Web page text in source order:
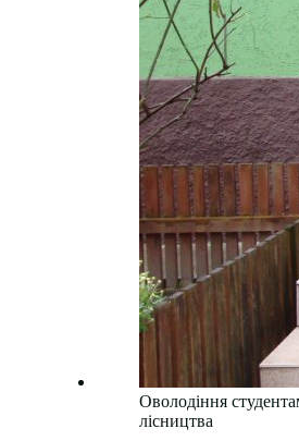
Оволодіння
лісництва